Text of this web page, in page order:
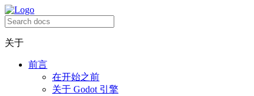
关于
前言
在开始之前
关于 Godot 引擎